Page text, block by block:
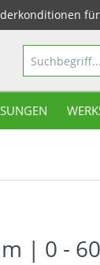
| 0 -